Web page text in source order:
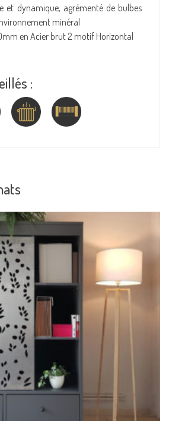
et dynamique, agrémenté de bulbes
minéral
en Acier brut 2 motif Horizontal
: